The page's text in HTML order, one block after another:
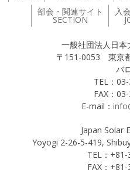
部会・関連サイト
SECTION
入
一般社団法人日
〒151-0053 東京
バロール
TEL：
FAX：
E-mail：
Japan Solar
Yoyogi 2-26-5-419,
TEL：
FAX：